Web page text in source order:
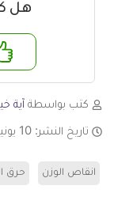
هل
كتب بواسطة آية
تاريخ النشر: 10 يونيو 2018
انقاص الوزن حرق